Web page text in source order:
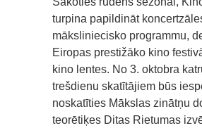
turpina papildināt
māksliniecisko programmu,
Eiropas prestižāko kino
kino lentes. No 3. oktobra
trešdienu skatītājiem būs
noskatīties Mākslas zinātņu
teorētiķes Ditas Rietumas